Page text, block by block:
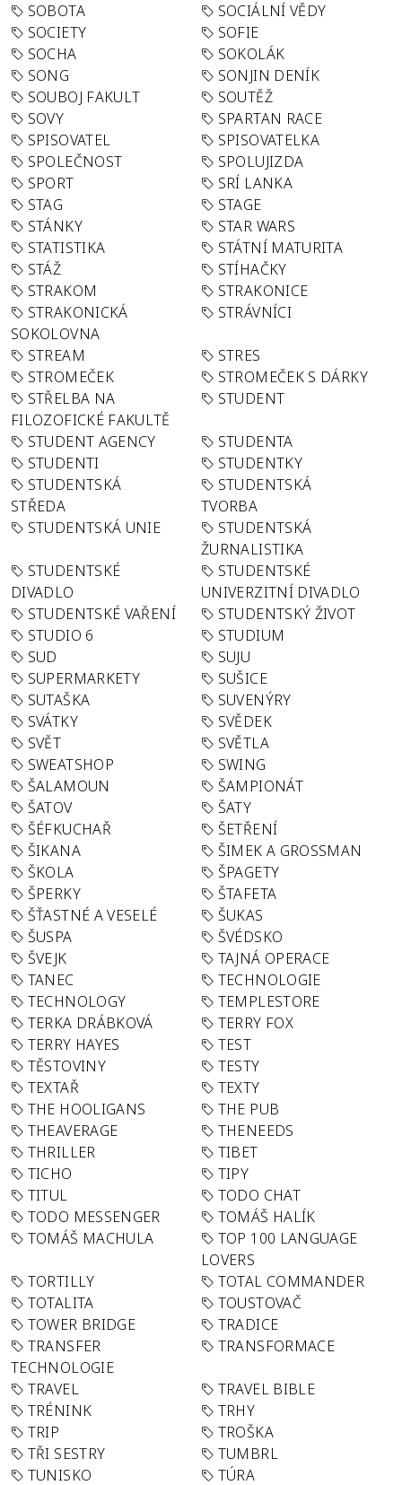
SOBOTA
SOCIÁLNÍ VĚDY
SOCIETY
SOFIE
SOCHA
SOKOLÁK
SONG
SONJIN DENÍK
SOUBOJ FAKULT
SOUTĚŽ
SOVY
SPARTAN RACE
SPISOVATEL
SPISOVATELKA
SPOLEČNOST
SPOLUJIZDA
SPORT
SRÍ LANKA
STAG
STAGE
STÁNKY
STAR WARS
STATISTIKA
STÁTNÍ MATURITA
STÁŽ
STÍHAČKY
STRAKOM
STRAKONICE
STRAKONICKÁ
SOKOLOVNA
STRÁVNÍCI
STREAM
STRES
STROMEČEK
STROMEČEK S DÁRKY
STŘELBA NA
FILOZOFICKÉ FAKULTĚ
STUDENT
STUDENT AGENCY
STUDENTA
STUDENTI
STUDENTKY
STUDENTSKÁ
STŘEDA
STUDENTSKÁ
TVORBA
STUDENTSKÁ UNIE
STUDENTSKÁ
ŽURNALISTIKA
STUDENTSKÉ
DIVADLO
STUDENTSKÉ
UNIVERZITNÍ DIVADLO
STUDENTSKÉ VAŘENÍ
STUDENTSKÝ ŽIVOT
STUDIO 6
STUDIUM
SUD
SUJU
SUPERMARKETY
SUŠICE
SUTAŠKA
SUVENÝRY
SVÁTKY
SVĚDEK
SVĚT
SVĚTLA
SWEATSHOP
SWING
ŠALAMOUN
ŠAMPIONÁT
ŠATOV
ŠATY
ŠÉFKUCHAŘ
ŠETŘENÍ
ŠIKANA
ŠIMEK A GROSSMAN
ŠKOLA
ŠPAGETY
ŠPERKY
ŠTAFETA
ŠŤASTNÉ A VESELÉ
ŠUKAS
ŠUSPA
ŠVÉDSKO
ŠVEJK
TAJNÁ OPERACE
TANEC
TECHNOLOGIE
TECHNOLOGY
TEMPLESTORE
TERKA DRÁBKOVÁ
TERRY FOX
TERRY HAYES
TEST
TĚSTOVINY
TESTY
TEXTAŘ
TEXTY
THE HOOLIGANS
THE PUB
THEAVERAGE
THENEEDS
THRILLER
TIBET
TICHO
TIPY
TITUL
TODO CHAT
TODO MESSENGER
TOMÁŠ HALÍK
TOMÁŠ MACHULA
TOP 100 LANGUAGE
LOVERS
TORTILLY
TOTAL COMMANDER
TOTALITA
TOUSTOVAČ
TOWER BRIDGE
TRADICE
TRANSFER
TECHNOLOGIE
TRANSFORMACE
TRAVEL
TRAVEL BIBLE
TRÉNINK
TRHY
TRIP
TROŠKA
TŘI SESTRY
TUMBRL
TUNISKO
TÚRA